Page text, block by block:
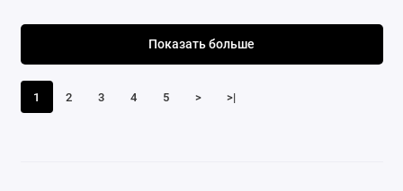
1 2 3 4 5 > >|
Показать больше